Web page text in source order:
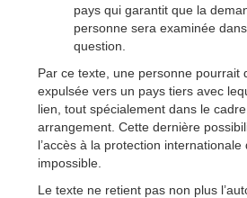
pays qui garantit que la
personne sera examinée
question.
Par ce texte, une personne pourrait
expulsée vers un pays tiers avec
lien, tout spécialement dans le cadre
arrangement. Cette dernière
l’accès à la protection
impossible.
Le texte ne retient pas non plus